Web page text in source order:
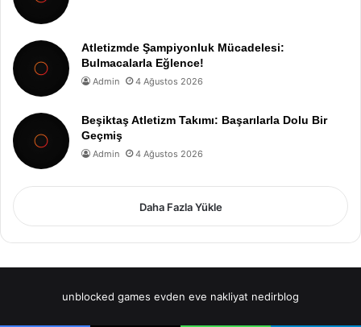
Atletizmde Şampiyonluk Mücadelesi:
Bulmacalarla Eğlence!
Admin 4 Ağustos 2026
Beşiktaş Atletizm Takımı: Başarılarla Dolu Bir
Geçmiş
Admin 4 Ağustos 2026
Daha Fazla Yükle
unblocked games evden eve nakliyat nedirblog